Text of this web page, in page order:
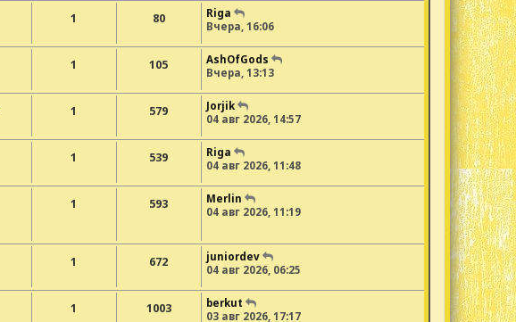
1 80
Riga
Вчера, 16:06
1 105
AshOfGods
Вчера, 13:13
1 579
Jorjik
04 авг 2026, 14:57
1 539
Riga
04 авг 2026, 11:48
1 593
Merlin
04 авг 2026, 11:19
1 672
juniordev
04 авг 2026, 06:25
1 1003
berkut
03 авг 2026, 17:17